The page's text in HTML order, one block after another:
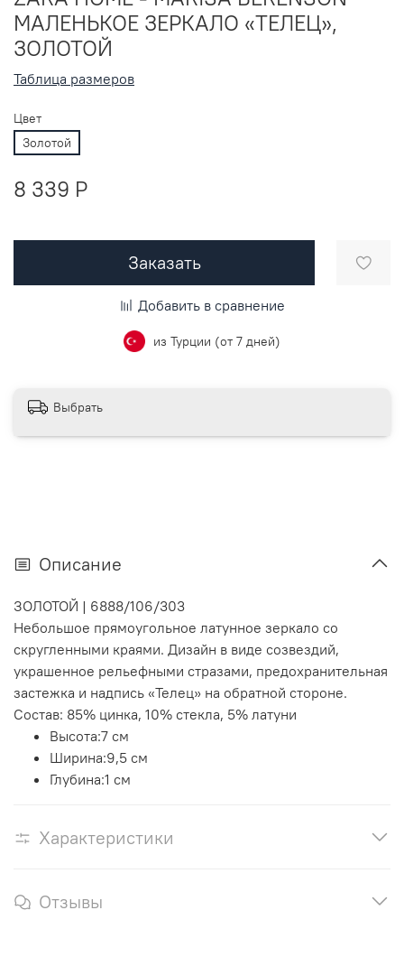
МАЛЕНЬКОЕ ЗЕРКАЛО «ТЕЛЕЦ»,
ЗОЛОТОЙ
Таблица размеров
Цвет
Золотой
8 339 P
Заказать
Добавить в сравнение
из Турции (от 7 дней)
Выбрать
Описание
ЗОЛОТОЙ | 6888/106/303
Небольшое прямоугольное латунное зеркало со
скругленными краями. Дизайн в виде созвездий,
украшенное рельефными стразами, предохранительная
застежка и надпись «Телец» на обратной стороне.
Состав: 85% цинка, 10% стекла, 5% латуни
Высота:7 см
Ширина:9,5 см
Глубина:1 см
Характеристики
Отзывы